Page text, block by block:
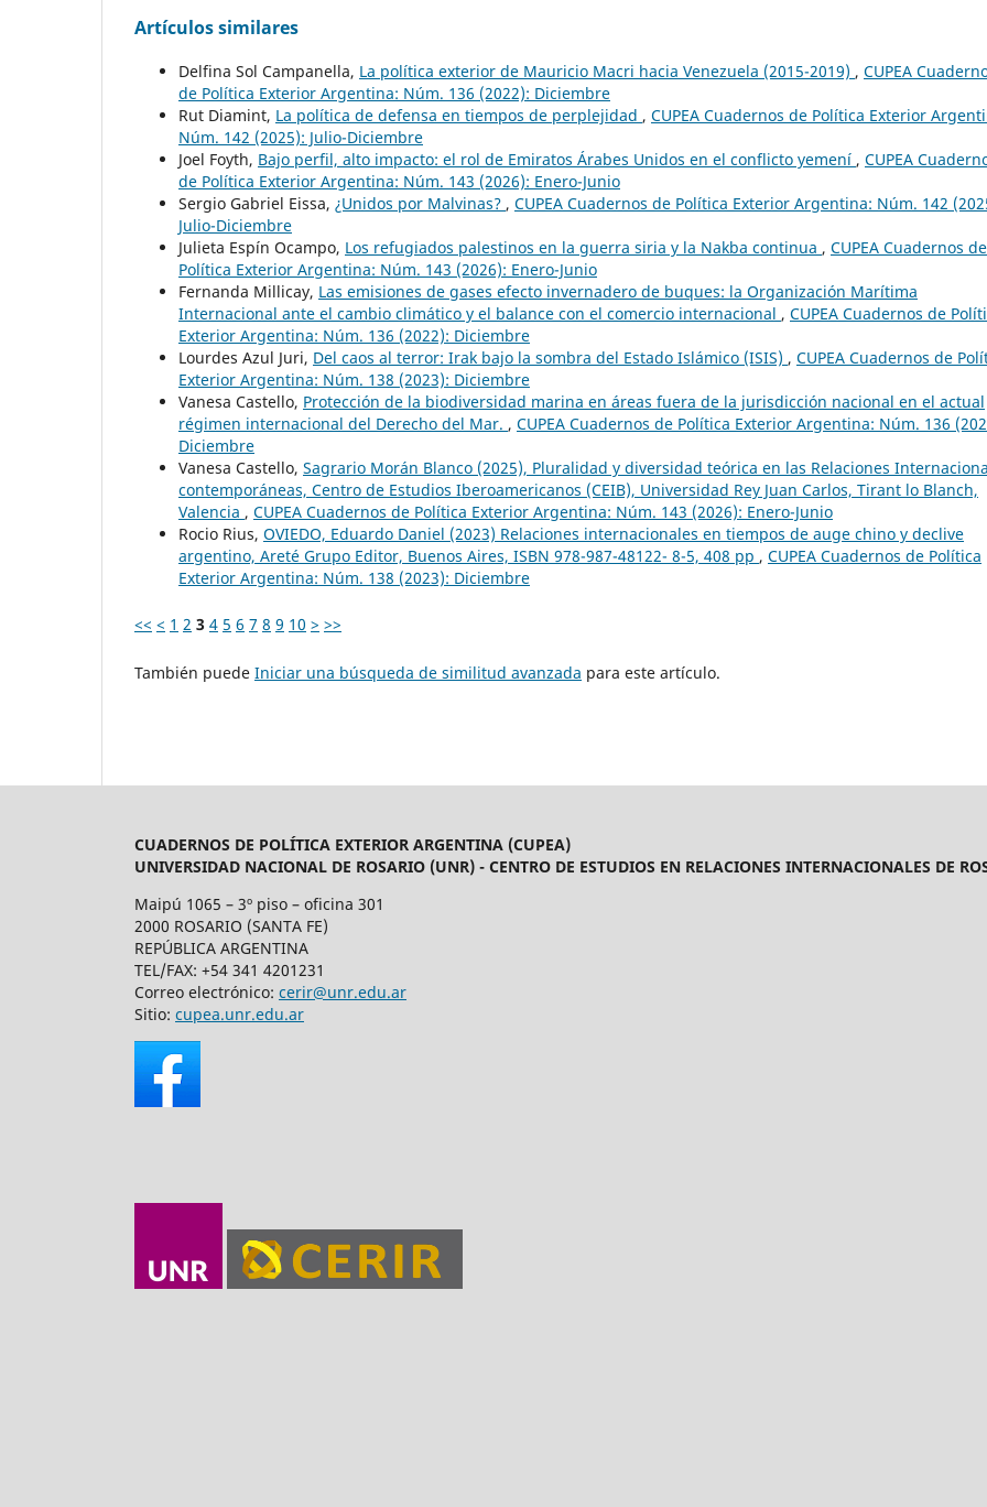
Artículos similares
Delfina Sol Campanella, La política exterior de Mauricio Macri hacia Venezuela (2015-2019) , CUPEA
de Política Exterior Argentina: Núm. 136 (2022): Diciembre
Rut Diamint, La política de defensa en tiempos de perplejidad , CUPEA Cuadernos de Política Exterior
Núm. 142 (2025): Julio-Diciembre
Joel Foyth, Bajo perfil, alto impacto: el rol de Emiratos Árabes Unidos en el conflicto yemení , CUPEA
de Política Exterior Argentina: Núm. 143 (2026): Enero-Junio
Sergio Gabriel Eissa, ¿Unidos por Malvinas? , CUPEA Cuadernos de Política Exterior Argentina: Núm. 142
Julio-Diciembre
Julieta Espín Ocampo, Los refugiados palestinos en la guerra siria y la Nakba continua , CUPEA Cuadernos de
Política Exterior Argentina: Núm. 143 (2026): Enero-Junio
Fernanda Millicay, Las emisiones de gases efecto invernadero de buques: la Organización Marítima
Internacional ante el cambio climático y el balance con el comercio internacional , CUPEA Cuadernos de
Exterior Argentina: Núm. 136 (2022): Diciembre
Lourdes Azul Juri, Del caos al terror: Irak bajo la sombra del Estado Islámico (ISIS) , CUPEA Cuadernos de
Exterior Argentina: Núm. 138 (2023): Diciembre
Vanesa Castello, Protección de la biodiversidad marina en áreas fuera de la jurisdicción nacional en el actual
régimen internacional del Derecho del Mar. , CUPEA Cuadernos de Política Exterior Argentina: Núm. 136
Diciembre
Vanesa Castello, Sagrario Morán Blanco (2025), Pluralidad y diversidad teórica en las Relaciones
contemporáneas, Centro de Estudios Iberoamericanos (CEIB), Universidad Rey Juan Carlos, Tirant lo Blanch,
Valencia , CUPEA Cuadernos de Política Exterior Argentina: Núm. 143 (2026): Enero-Junio
Rocio Rius, OVIEDO, Eduardo Daniel (2023) Relaciones internacionales en tiempos de auge chino y declive
argentino, Areté Grupo Editor, Buenos Aires, ISBN 978-987-48122- 8-5, 408 pp , CUPEA Cuadernos de Política
Exterior Argentina: Núm. 138 (2023): Diciembre
<< < 1 2 3 4 5 6 7 8 9 10 > >>
También puede Iniciar una búsqueda de similitud avanzada para este artículo.
CUADERNOS DE POLÍTICA EXTERIOR ARGENTINA (CUPEA)
UNIVERSIDAD NACIONAL DE ROSARIO (UNR) - CENTRO DE ESTUDIOS EN RELACIONES INTERNACIONALES DE
Maipú 1065 – 3º piso – oficina 301
2000 ROSARIO (SANTA FE)
REPÚBLICA ARGENTINA
TEL/FAX: +54 341 4201231
Correo electrónico: cerir@unr.edu.ar
Sitio: cupea.unr.edu.ar